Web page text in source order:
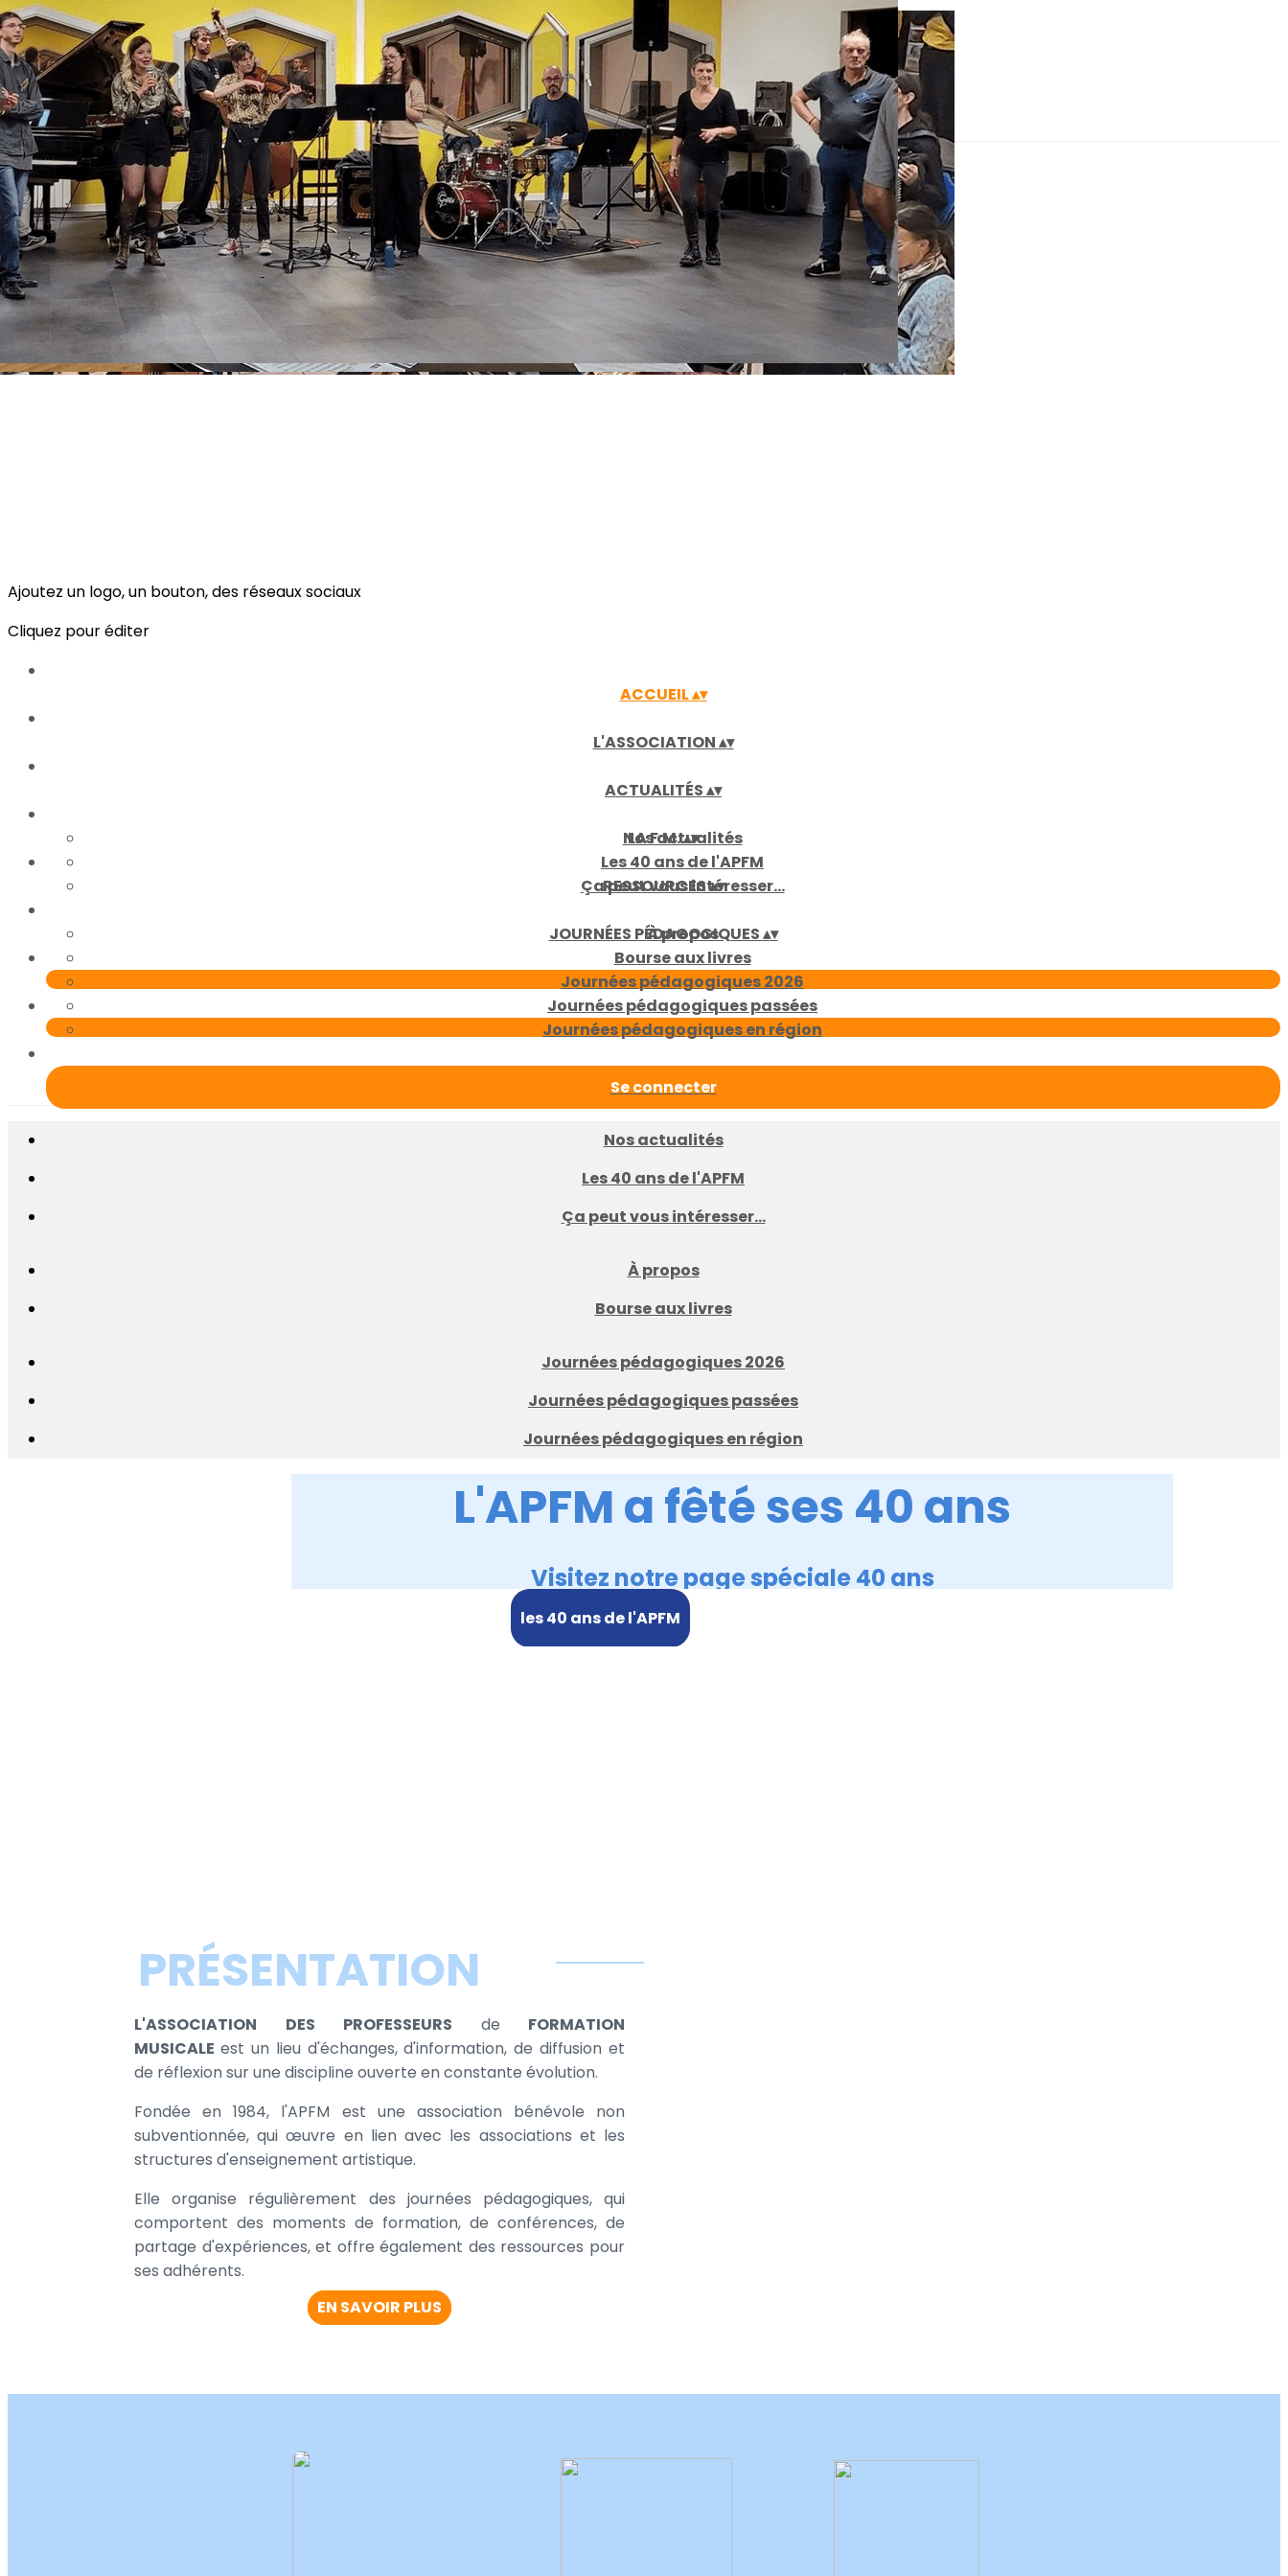
Exporter les lignes sélectionnées
Exporter toutes les colonnes
Exporter uniquement les colonnes affichées
Menu
?>
Images de la page d'accueil
Cliquez pour éditer
Ajoutez un logo, un bouton, des réseaux sociaux
Cliquez pour éditer
ACCUEIL▴▾
L'ASSOCIATION▴▾
ACTUALITÉS▴▾
Nos actualités
Les 40 ans de l'APFM
Ça peut vous intéresser...
LA F.M.▴▾
RESSOURCES▴▾
À propos
Bourse aux livres
JOURNÉES PÉDAGOGIQUES▴▾
Journées pédagogiques 2026
Journées pédagogiques passées
Journées pédagogiques en région
Se connecter
Nos actualités
Les 40 ans de l'APFM
Ça peut vous intéresser...
À propos
Bourse aux livres
Journées pédagogiques 2026
Journées pédagogiques passées
Journées pédagogiques en région
L'APFM a fêté ses 40 ans
Visitez notre page spéciale 40 ans
les 40 ans de l'APFM
PRÉSENTATION
L'ASSOCIATION DES PROFESSEURS de FORMATION
MUSICALE est un lieu d'échanges, d'information, de diffusion et
de réflexion sur une discipline ouverte en constante évolution.
Fondée en 1984, l'APFM est une association bénévole non
subventionnée, qui œuvre en lien avec les associations et les
structures d'enseignement artistique.
Elle organise régulièrement des journées pédagogiques, qui
comportent des moments de formation, de conférences, de
partage d'expériences, et offre également des ressources pour
ses adhérents.
EN SAVOIR PLUS